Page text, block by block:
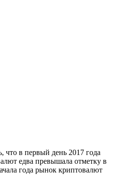
в первый день 2017 года
едва превышала отметку в
года рынок криптовалют